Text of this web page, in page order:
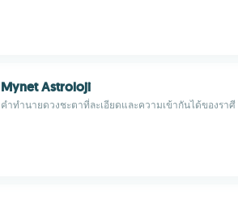
Mynet Astroloji
คำทำนายดวงชะตาที่ละเอียดและความเข้ากันได้ของราศี